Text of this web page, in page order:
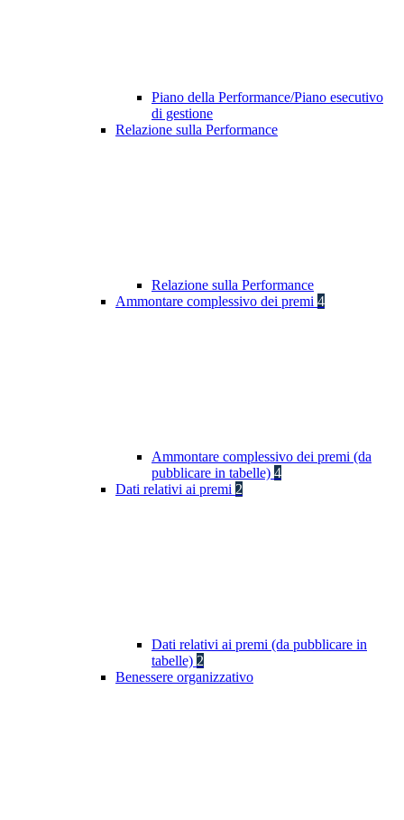
Piano della Performance/Piano esecutivo
di gestione
Relazione sulla Performance
Relazione sulla Performance
Ammontare complessivo dei premi 4
Ammontare complessivo dei premi (da
pubblicare in tabelle) 4
Dati relativi ai premi 2
Dati relativi ai premi (da pubblicare in
tabelle) 2
Benessere organizzativo